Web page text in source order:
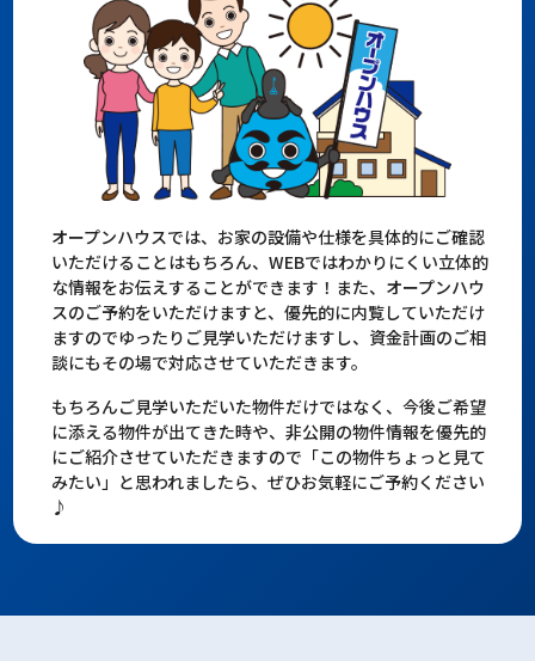
オープンハウスでは、お家の設備や仕様を具体的にご確認
いただけることはもちろん、WEBではわかりにくい立体的
な情報をお伝えすることができます！また、オープンハウ
スのご予約をいただけますと、優先的に内覧していただけ
ますのでゆったりご見学いただけますし、資金計画のご相
談にもその場で対応させていただきます。
もちろんご見学いただいた物件だけではなく、今後ご希望
に添える物件が出てきた時や、非公開の物件情報を優先的
にご紹介させていただきますので「この物件ちょっと見て
みたい」と思われましたら、ぜひお気軽にご予約ください
♪